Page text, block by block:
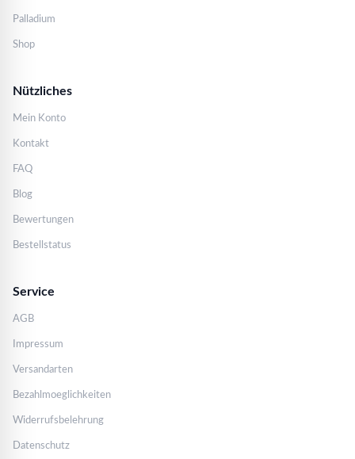
Palladium
Shop
Nützliches
Mein Konto
Kontakt
FAQ
Blog
Bewertungen
Bestellstatus
Service
AGB
Impressum
Versandarten
Bezahlmoeglichkeiten
Widerrufsbelehrung
Datenschutz